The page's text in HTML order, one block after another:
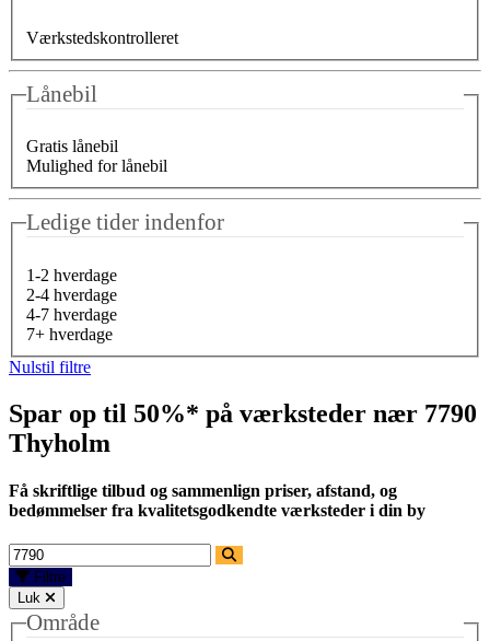
Værkstedskontrolleret
Lånebil
Gratis lånebil
Mulighed for lånebil
Ledige tider indenfor
1-2 hverdage
2-4 hverdage
4-7 hverdage
7+ hverdage
Nulstil filtre
Spar op til 50%* på værksteder nær 7790
Thyholm
Få skriftlige tilbud og sammenlign priser, afstand, og
bedømmelser fra kvalitetsgodkendte værksteder i din by
Filtre
Luk
Område